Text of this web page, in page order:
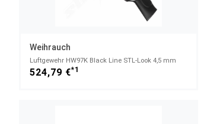
Weihrauch
Luftgewehr HW97K Black Line STL-Look 4,5 mm
524,79 €*1